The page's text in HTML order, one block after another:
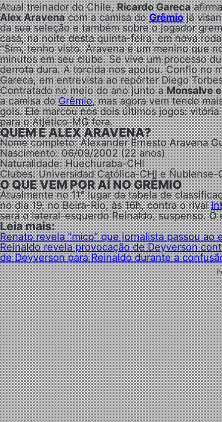
Atual treinador do Chile,Ricardo Gareca
Alex Aravenacom a camisa doGrêmiojá
da sua seleção e também sobre o jogador
casa, na noite desta quinta-feira, em nova
“Sim, tenho visto. Aravena é um menino que
minutos em seu clube. Se vive um processo
derrota dura. A torcida nos apoiou. Confio no
Gareca, em entrevista ao repórter Diego
Contratado no meio do ano junto aMonsalve
a camisa doGrêmio, mas agora vem tendo
gols. Ele marcou nos dois últimos jogos:
para o Atlético-MG fora.
QUEM É ALEX ARAVENA?
Nome completo: Alexander Ernesto Aravena
Nascimento: 06/09/2002 (22 anos)
Naturalidade: Huechuraba-CHI
Clubes: Universidad Católica-CHI e Ñublense-
O QUE VEM POR AÍ NO GRÊMIO
Atualmente no 11° lugar da tabela de
no dia 19, no Beira-Rio, às 16h, contra o rival
será o lateral-esquerdo Reinaldo, suspenso.
Leia mais:
Renato revela “mico” que jornalista passou
Reinaldo revela provocação de Deyverson
de Deyverson para Reinaldo durante a